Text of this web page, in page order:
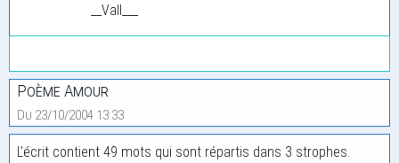
__Vall___
Poème Amour
Du 23/10/2004 13:33
L'écrit contient 49 mots qui sont répartis dans 3 strophes.